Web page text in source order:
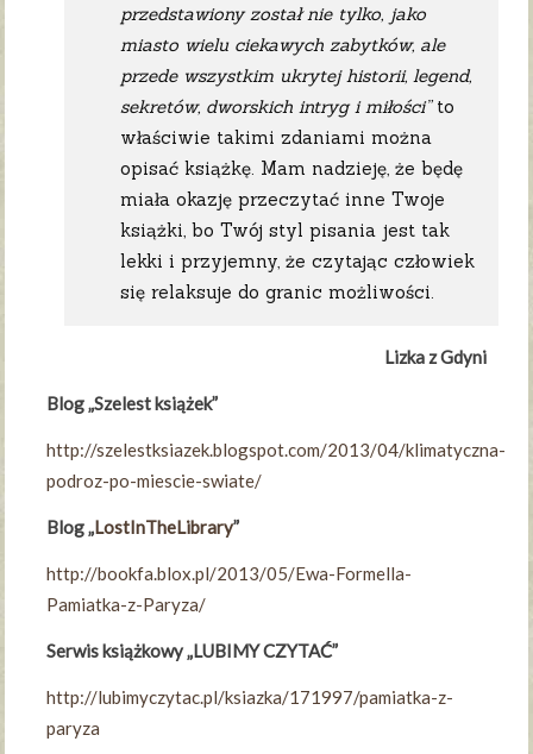
przedstawiony został nie tylko, jako
miasto wielu ciekawych zabytków, ale
przede wszystkim ukrytej historii, legend,
sekretów, dworskich intryg i miłości”to
właściwie takimi zdaniami można
opisać książkę. Mam nadzieję, że będę
miała okazję przeczytać inne Twoje
książki, bo Twój styl pisania jest tak
lekki i przyjemny, że czytając człowiek
się relaksuje do granic możliwości.
Lizka z Gdyni
Blog „Szelest książek”
http://szelestksiazek.blogspot.com/2013/04/klimatyczna-
podroz-po-miescie-swiate/
Blog „LostInTheLibrary”
http://bookfa.blox.pl/2013/05/Ewa-Formella-
Pamiatka-z-Paryza/
Serwis książkowy „LUBIMY CZYTAĆ”
http://lubimyczytac.pl/ksiazka/171997/pamiatka-z-
paryza